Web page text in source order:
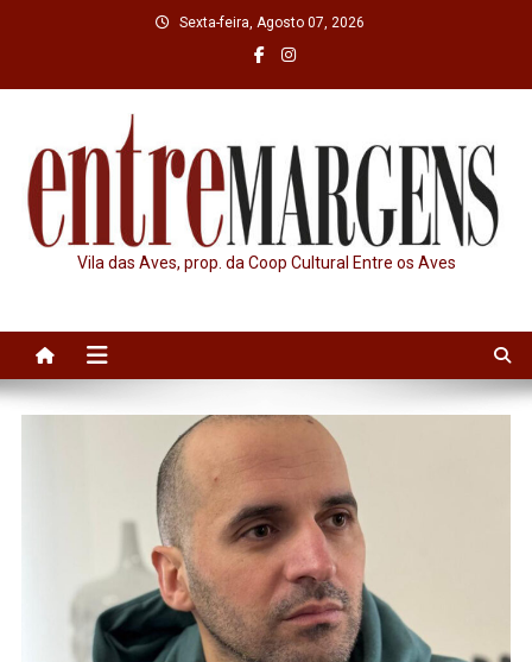
Sexta-feira, Agosto 07, 2026
Vila das Aves, prop. da Coop Cultural Entre os Aves